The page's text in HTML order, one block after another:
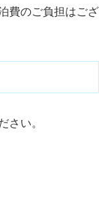
費のご負担はござ
さい。